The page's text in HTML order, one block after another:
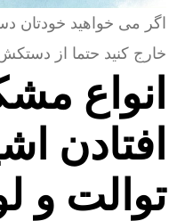
اگر می خواهید خودتان
خارج کنید حتما از دستکش
انواع
افتادن
توالت و